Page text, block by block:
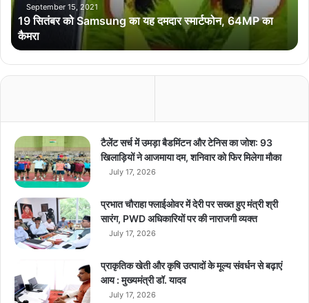
S
a
m
s
u
य
द
म
दा
स्मा
र्ट
फो
6
4
September 15, 2021
19 सितंबर को Samsung का यह दमदार स्मार्टफोन, 64MP का
कैमरा
टैलेंट सर्च में उमड़ा बैडमिंटन और टेनिस का जोश: 93
खिलाड़ियों ने आजमाया दम, शनिवार को फिर मिलेगा मौका
July 17, 2026
प्रभात चौराहा फ्लाईओवर में देरी पर सख्त हुए मंत्री श्री
सारंग, PWD अधिकारियों पर की नाराजगी व्यक्त
July 17, 2026
प्राकृतिक खेती और कृषि उत्पादों के मूल्य संवर्धन से बढ़ाएं
आय : मुख्यमंत्री डॉ. यादव
July 17, 2026